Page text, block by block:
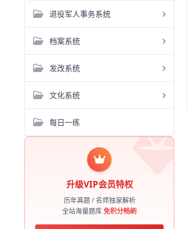
退役军人事务系统
档案系统
发改系统
文化系统
每日一练
升级VIP会员特权
历年真题 / 名师独家解析
全站海量题库免积分畅刷